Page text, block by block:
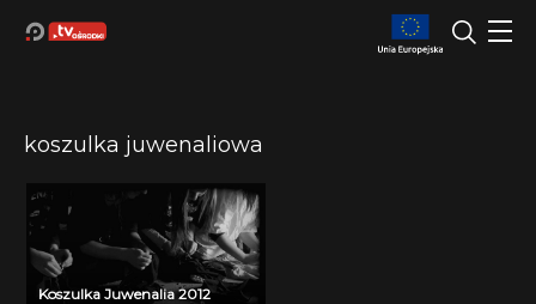
koszulka juwenaliowa
Koszulka Juwenalia 2012